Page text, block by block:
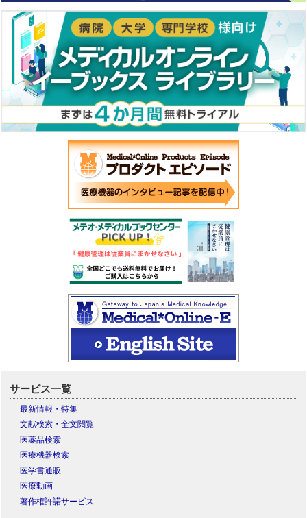
サービス一覧
最新情報・特集
文献検索・全文閲覧
医薬品検索
医療機器検索
医学書通販
医療動画
著作権許諾サービス